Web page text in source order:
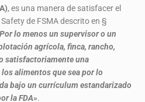
, es una manera de satisfacer el
de FSMA descrito en §
lo menos un supervisor o un
agrícola, finca, rancho,
satisfactoriamente una
alimentos que sea por lo
bajo un currículum estandarizado
la FDA».